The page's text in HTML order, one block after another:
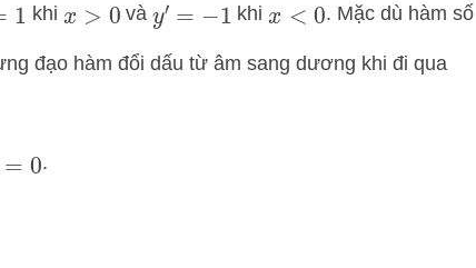
khi x>0 vày′ =− 1 khi x<0 . Mặc dù hàm số
đạo hàm đổi dấu từ âm sang dương khi đi qua
0 .